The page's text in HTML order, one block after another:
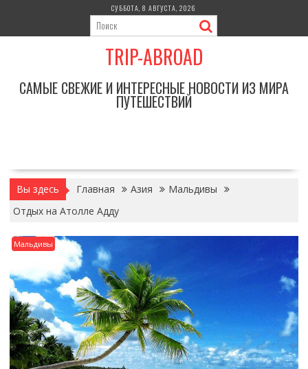
содержимому
СУББОТА, 8 АВГУСТА, 2026
TRIP-ABROAD
САМЫЕ СВЕЖИЕ И ИНТЕРЕСНЫЕ НОВОСТИ ИЗ МИРА
ПУТЕШЕСТВИЙ
Вы здесь Главная Азия
Мальдивы
Отдых на Атолле Адду
Мальдивы